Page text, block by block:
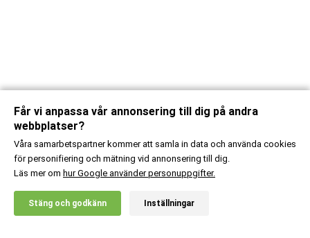
20% RABATT!
X
Får vi anpassa vår annonsering till dig på andra
webbplatser?
Våra samarbetspartner kommer att samla in data och använda cookies
för personifiering och mätning vid annonsering till dig.
Läs mer om hur Google använder personuppgifter.
Stäng och godkänn Inställningar